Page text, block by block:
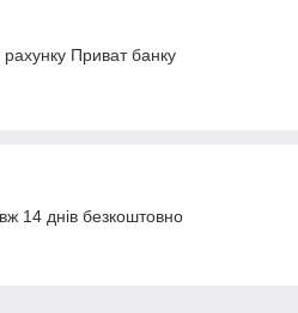
Приват банку
14 днів безкоштовно